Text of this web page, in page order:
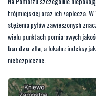
trójmiejskiej oraz ich zaplecza. W
stężenia pyłów zawieszonych
wielu punktach pomiarowych
bardzo zła , a lokalne indeksy
niebezpieczne.